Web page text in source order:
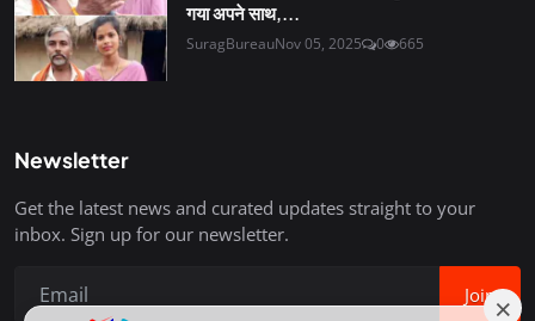
गया अपने साथ,...
SuragBureauNov 05, 2025 0 665
Newsletter
Get the latest news and curated updates straight to your
inbox. Sign up for our newsletter.
Join